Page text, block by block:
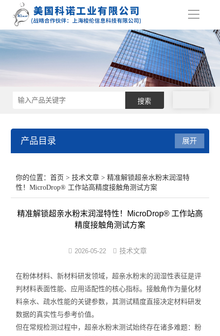
导
产品目录
表面张力仪
界面张力仪
水滴角测量仪
光谱色谱分析仪器
展开
你的位置：首页 >技术文章 > 精准解锁超亲水粉末润湿特
性！MicroDrop® 工作站高精度接触角测试方案
精准解锁超亲水粉末润湿特性！MicroDrop® 工作站高
精度接触角测试方案
2026-05-22 技术文章
在粉体材料、新材料研发领域，超亲水粉末的润湿性表征是评
判材料表面性能、应用适配性的核心指标。接触角作为量化材
料亲水、疏水性能的关键参数，其测试精度直接决定材料研发
数据的真实性与参考价值。
但在常规检测过程中，超亲水粉末测试始终存在诸多难题：粉